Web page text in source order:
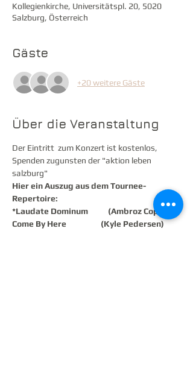
Kollegienkirche, Universitätspl. 20, 5020
Salzburg, Österreich
Gäste
+20 weitere Gäste
Über die Veranstaltung
Der Eintritt  zum Konzert ist kostenlos,
Spenden zugunsten der "aktion leben
salzburg"
Hier ein Auszug aus dem Tournee-
Repertoire:
*Laudate Dominum           (Ambroz Copi)
Come By Here                   (Kyle Pedersen)